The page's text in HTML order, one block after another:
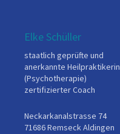
Elke Schüller
staatlich geprüfte und
anerkannte Heilpraktikerin
(Psychotherapie)
zertifizierter Coach
Neckarkanalstrasse 74
71686 Remseck Aldingen